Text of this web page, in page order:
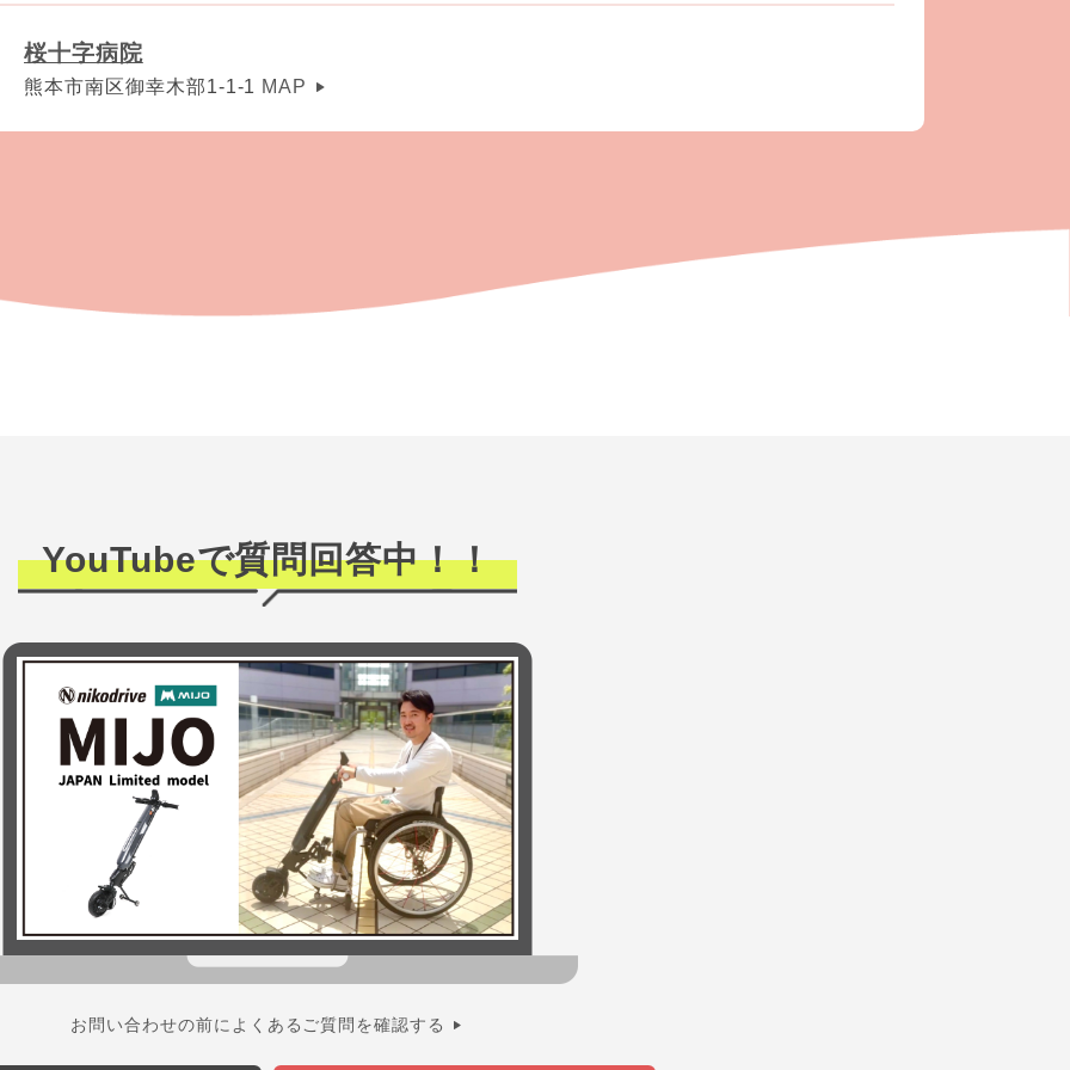
桜十字病院
熊本市南区御幸木部1-1-1 MAP
YouTubeで質問回答中！！
お問い合わせの前によくあるご質問を確認する